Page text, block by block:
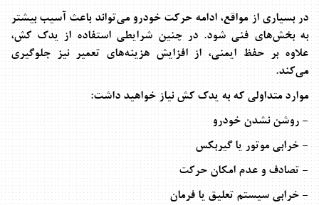
در بسیاری از مواقع، ادامه حرکت خودرو می‌تواند باعث آسیب بیشتر
به بخش‌های فنی شود. در چنین شرایطی استفاده از یدک کش،
علاوه بر حفظ ایمنی، از افزایش هزینه‌های تعمیر نیز جلوگیری
می‌کند.
موارد متداولی که به یدک کش نیاز خواهید داشت:
- روشن نشدن خودرو
- خرابی موتور یا گیربکس
- تصادف و عدم امکان حرکت
- خرابی سیستم تعلیق یا فرمان